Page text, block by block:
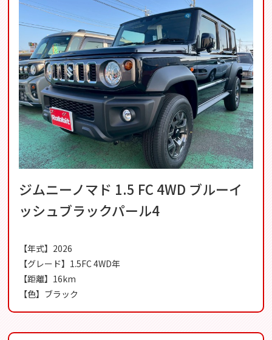
ジムニーノマド 1.5 FC 4WD ブルーイ
ッシュブラックパール4
【年式】2026
【グレード】1.5FC 4WD年
【距離】16km
【色】ブラック